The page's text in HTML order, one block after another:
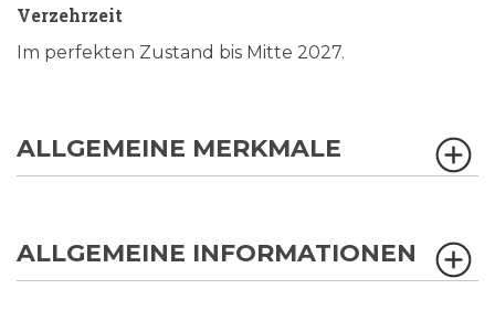
Verzehrzeit
Im perfekten Zustand bis Mitte 2027.
ALLGEMEINE MERKMALE
ALLGEMEINE INFORMATIONEN